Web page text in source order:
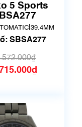
nhưng rất đẹp,
có xước)
5 Sports
39.4MM
SBSA277